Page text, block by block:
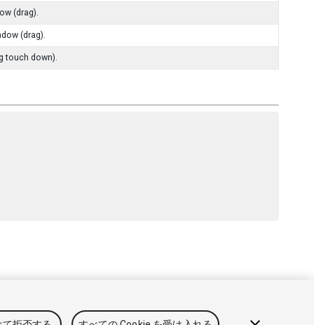
(drag).
(drag).
touch down).
用規約 法律関連 プライバシーポリシー クッキー 私の